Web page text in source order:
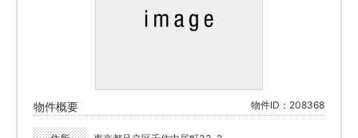
物件概要 物件ID：208368